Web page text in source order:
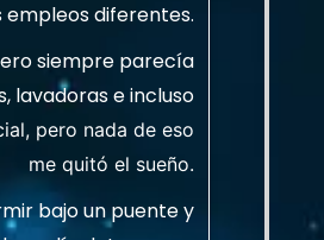
diferentes.
siempre parecía
lavadoras e incluso
pero nada de eso
me quitó el sueño.
bajo un puente y